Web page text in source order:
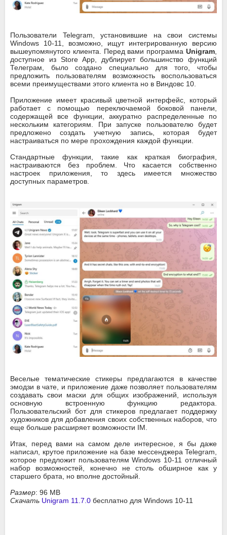
Пользователи Telegram, установившие на свои системы
Windows 10-11, возможно, ищут интегрированную версию
вышеупомянутого клиента. Перед вами программа Unigram,
доступное из Store App, дублирует большинство функций
Телеграм, было создано специально для того, чтобы
предложить пользователям возможность воспользоваться
всеми преимуществами этого клиента но в Виндовс 10.
Приложение имеет красивый цветной интерфейс, который
работает с помощью переключаемой боковой панели,
содержащей все функции, аккуратно распределенные по
нескольким категориям. При запуске пользователю будет
предложено создать учетную запись, которая будет
настраиваться по мере прохождения каждой функции.
Стандартные функции, такие как краткая биография,
настраиваются без проблем. Что касается собственно
настроек приложения, то здесь имеется множество
доступных параметров.
Веселые тематические стикеры предлагаются в качестве
эмодзи в чате, и приложение даже позволяет пользователям
создавать свои маски для общих изображений, используя
основную встроенную функцию редактора.
Пользовательский бот для стикеров предлагает поддержку
художников для добавления своих собственных наборов, что
еще больше расширяет возможности IM.
Итак, перед вами на самом деле интересное, я бы даже
написал, крутое приложение на базе мессенджера Telegram,
которое предложит пользователям Windows 10-11 отличный
набор возможностей, конечно не столь обширное как у
старшего брата, но вполне достойный.
Размер: 96 MB
Скачать Unigram 11.7.0 бесплатно для Windows 10-11